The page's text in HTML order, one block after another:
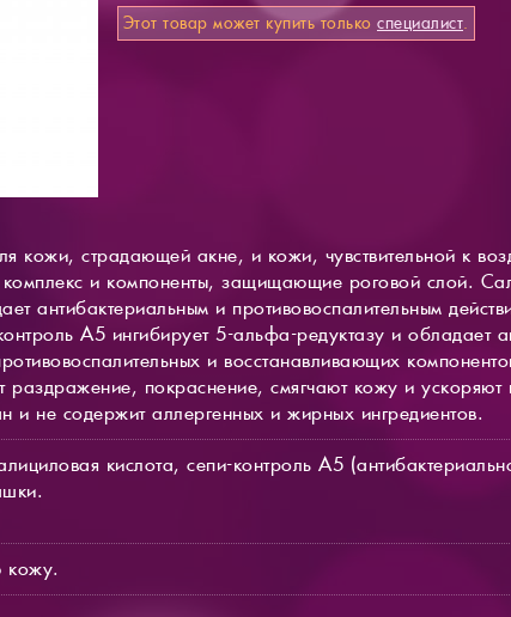
Этот товар может купить только специалист.
кожи, страдающей акне, и кожи, чувствительной к
и компоненты, защищающие роговой слой.
антибактериальным и противовоспалительным
А5 ингибирует 5-альфа-редуктазу и обладает
и восстанавливающих
раздражение, покраснение, смягчают кожу и ускоряют
и не содержит аллергенных и жирных ингредиентов.
кислота, сепи-контроль А5
кожу.